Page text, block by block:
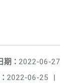
期： 2022-06-27
2022-06-25 |